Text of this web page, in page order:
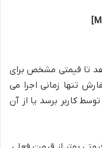
تا قیمتی مشخص برای
تنها زمانی اجرا می
کاربر برسد یا از آن